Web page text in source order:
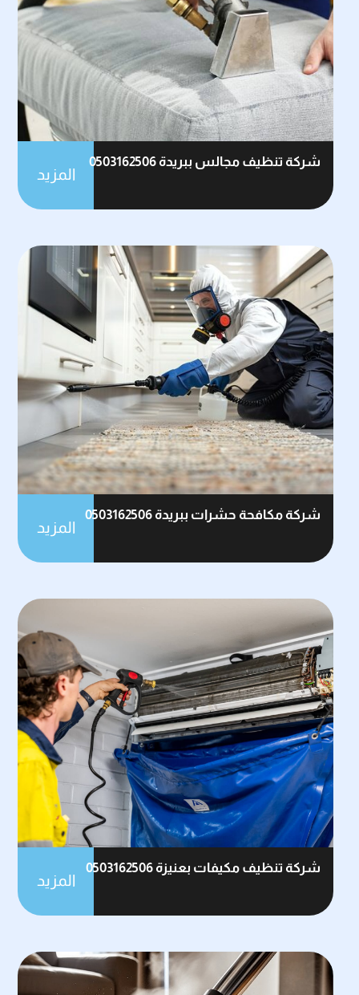
شركة تنظيف مجالس ببريدة 0503162506
المزيد
شركة مكافحة حشرات ببريدة 0503162506
المزيد
شركة تنظيف مكيفات بعنيزة 0503162506
المزيد